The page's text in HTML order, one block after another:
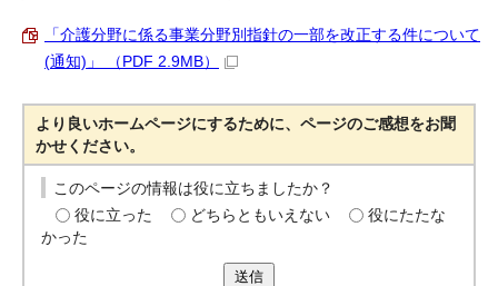
「介護分野に係る事業分野別指針の一部を改正する件について
(通知)」 （PDF 2.9MB）
より良いホームページにするために、ページのご感想をお聞
かせください。
このページの情報は役に立ちましたか？
役に立った
どちらともいえない
役にたたな
かった
送信